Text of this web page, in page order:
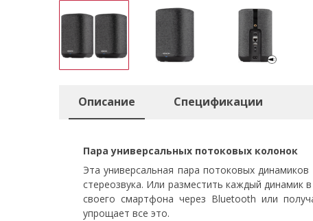
Описание Спецификации
Пара универсальных потоковых колонок
Эта универсальная пара потоковых динамиков
стереозвука. Или разместить каждый динамик
своего смартфона через Bluetooth или
упрощает все это.